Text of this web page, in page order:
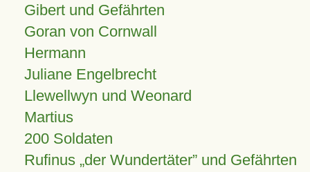
Gibert und Gefährten
Goran von Cornwall
Hermann
Juliane Engelbrecht
Llewellwyn und Weonard
Martius
200 Soldaten
Rufinus „der Wundertäter” und Gefährten